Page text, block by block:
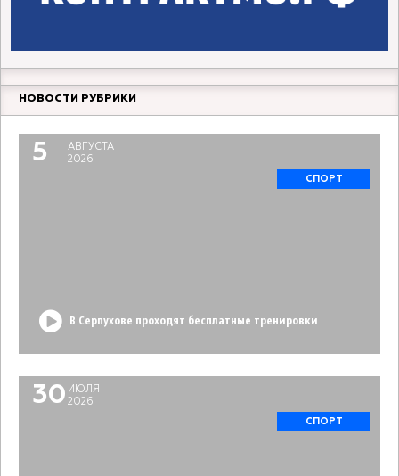
НОВОСТИ РУБРИКИ
5
АВГУСТА
2026
СПОРТ
В Серпухове проходят бесплатные тренировки
30 ИЮЛЯ
2026
СПОРТ